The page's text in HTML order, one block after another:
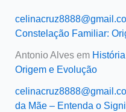
Constelação Familiar:
Antonio Alvesem
Origem e Evolução
da Mãe – Entenda o